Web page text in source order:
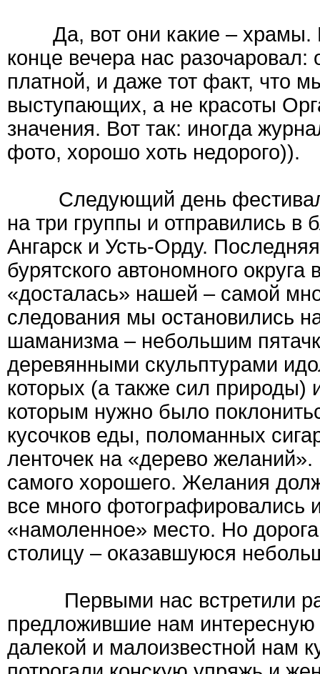
Да, вот они какие – храмы.
конце вечера нас
платной, и даже тот факт, что
выступающих, а не красоты
значения. Вот так: иногда
фото, хорошо хоть недорого)).
Следующий день фестиваля
на три группы и отправились
Ангарск и Усть-Орду.
бурятского автономного
«досталась» нашей – самой
следования мы остановились
шаманизма – небольшим
деревянными скульптурами
которых (а также сил природы)
которым нужно было
кусочков еды, поломанных
ленточек на «дерево
самого хорошего. Желания
все много фотографировались
«намоленное» место. Но
столицу – оказавшуюся
Первыми нас встретили
предложившие нам
далекой и малоизвестной нам